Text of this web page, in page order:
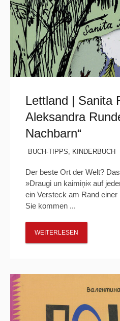
Lettland | Sanita
Aleksandra
Nachbarn“
BUCH-TIPPS, KINDERBUCH
Der beste Ort der Welt?
»Draugi un kaimiņi« auf
ein Versteck am Rand einer
Sie kommen ...
WEITERLESEN